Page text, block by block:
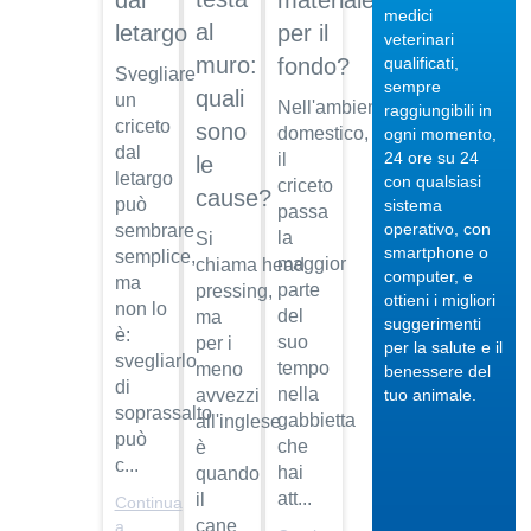
letargo
Svegliare
un
criceto
dal
letargo
può
sembrare
semplice,
ma
non lo
è:
svegliarlo
di
soprassalto
può
c...
Continua
a
al
muro:
quali
sono
le
cause?
Si
chiama head
pressing,
ma
per i
meno
avvezzi
all'inglese
è
quando
il
cane
per il
fondo?
Nell'ambiente
domestico,
il
criceto
passa
la
maggior
parte
del
suo
tempo
nella
gabbietta
che
hai
att...
medici
veterinari
qualificati,
sempre
raggiungibili in
ogni momento,
24 ore su 24
con qualsiasi
sistema
operativo, con
smartphone o
computer, e
ottieni i migliori
suggerimenti
per la salute e il
benessere del
tuo animale.
04/10/
Veterinario
di
Maurizio
Albano
Guarda
il video
04/10/
Regalare